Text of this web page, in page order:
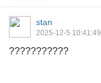
stan
2025-12-5 10:41:49
???????????